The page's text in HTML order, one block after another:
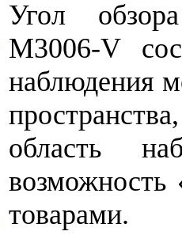
Угол
M3006-V
наблюдения
область
возможность
товарами.